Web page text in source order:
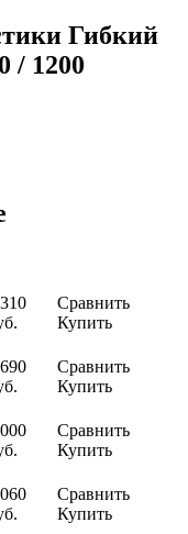
Гибкий
/ 1200
Сравнить
Купить
Сравнить
Купить
Сравнить
Купить
Сравнить
Купить